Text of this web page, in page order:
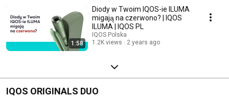
1:58
Diody w Twoim IQOS-ie ILUMA
migają na czerwono? | IQOS
ILUMA | IQOS PL
IQOS Polska
1.2K views
2 years ago
IQOS ORIGINALS DUO